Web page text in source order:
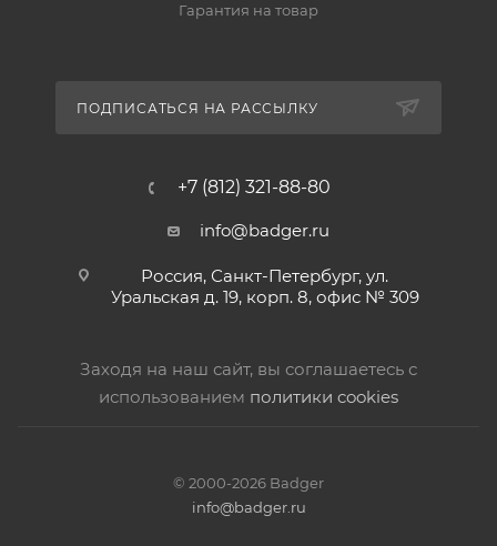
Гарантия на товар
ПОДПИСАТЬСЯ НА РАССЫЛКУ
+7 (812) 321-88-80
info@badger.ru
Россия, Санкт-Петербург, ул.
Уральская д. 19, корп. 8, офис № 309
Заходя на наш сайт, вы соглашаетесь с
использованием политики cookies
© 2000-2026 Badger
info@badger.ru